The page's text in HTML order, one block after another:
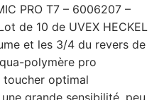
PRO T7 – 6006207 –
de 10 de UVEX HECKEL
et les 3/4 du revers de
polymère pro
optimal